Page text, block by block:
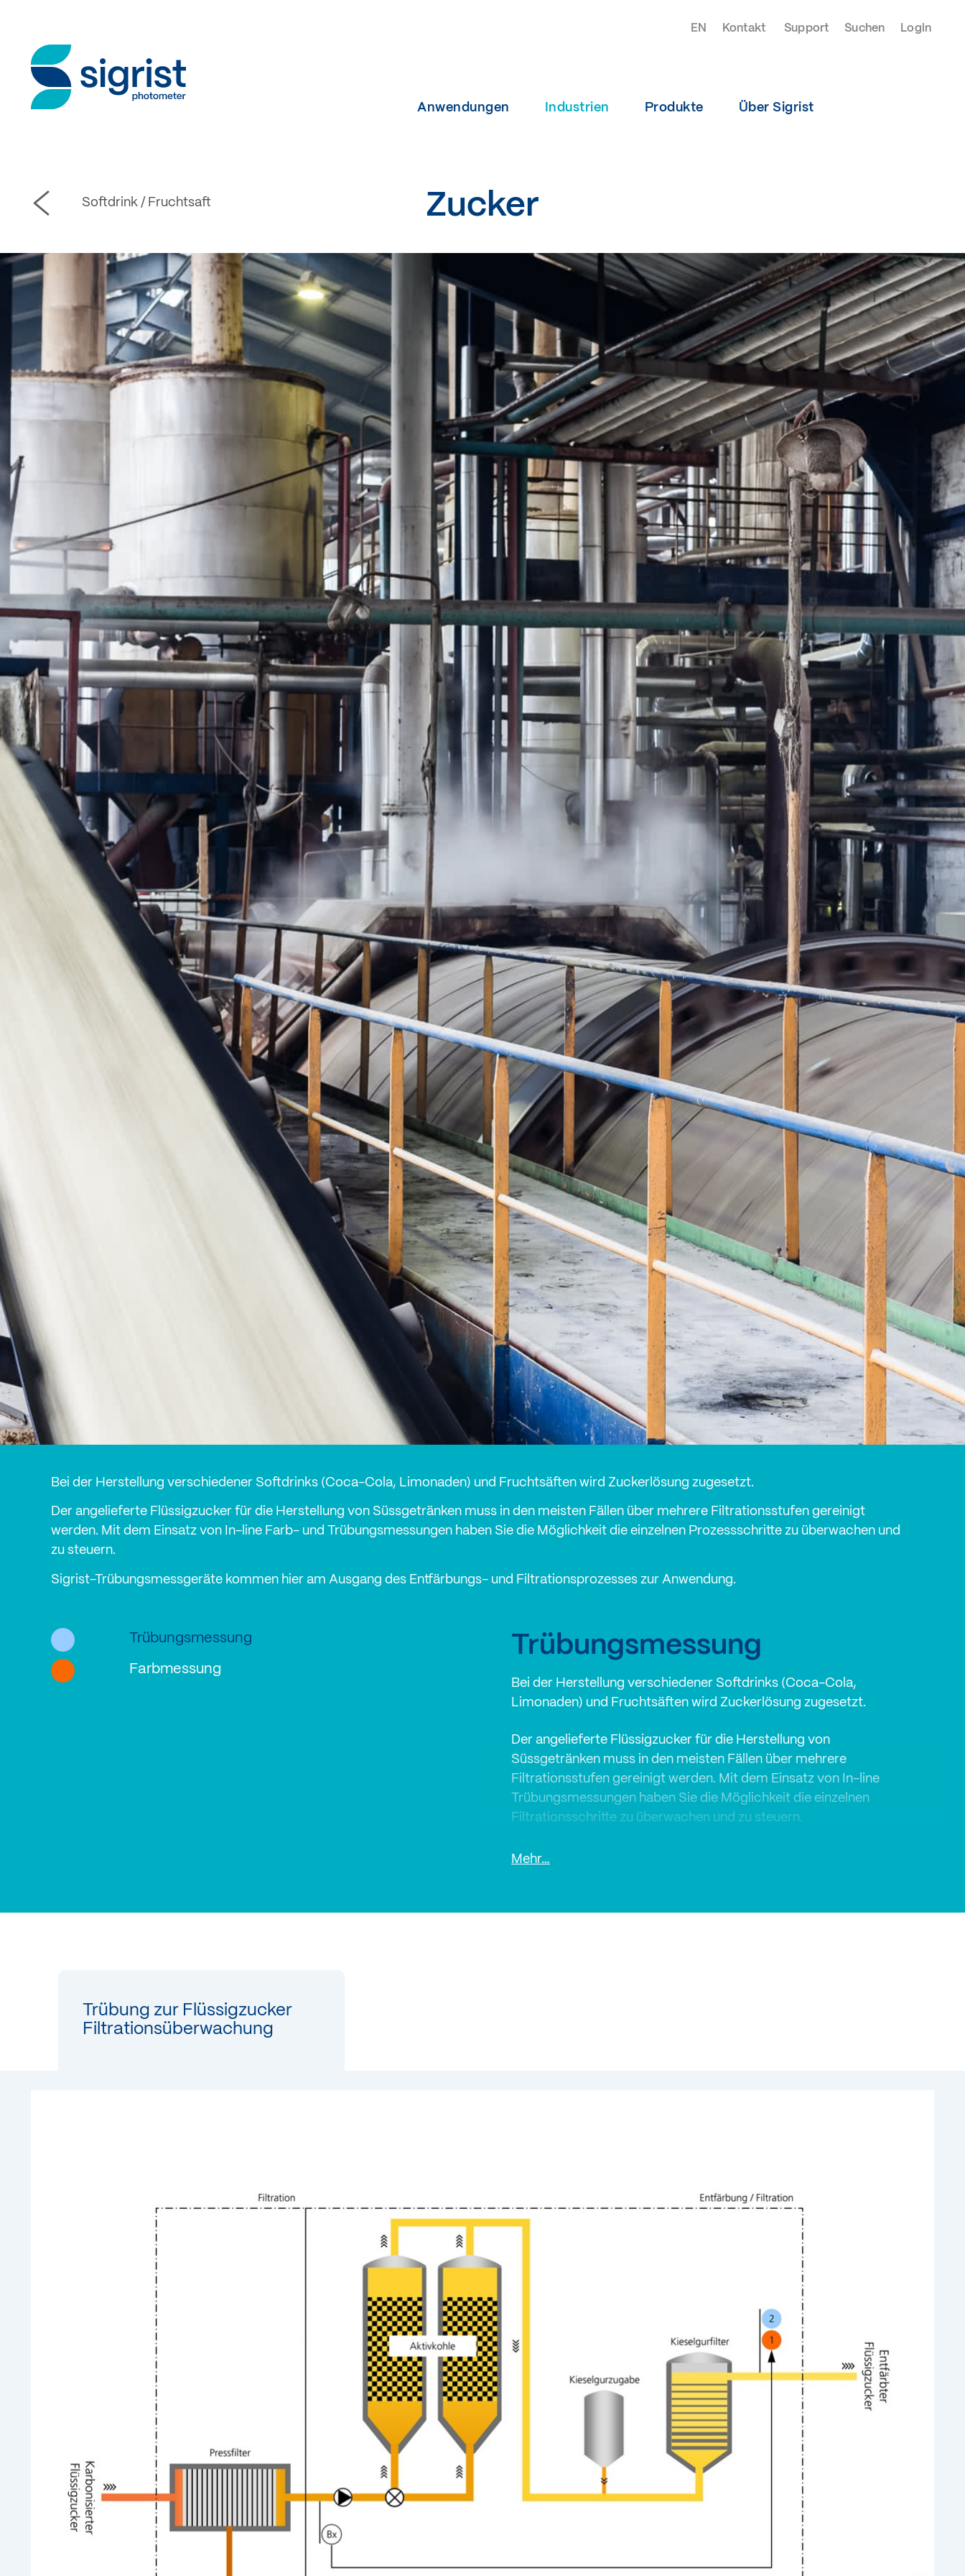
EN Kontakt Support Suchen Login
Anwendungen Industrien Produkte Über Sigrist
Zucker
Softdrink / Fruchtsaft
Bei der Herstellung verschiedener Softdrinks (Coca-Cola, Limonaden) und Fruchtsäften wird Zuckerlösung zugesetzt.
Der angelieferte Flüssigzucker für die Herstellung von Süssgetränken muss in den meisten Fällen über mehrere Filtrationsstufen gereinigt
werden. Mit dem Einsatz von In-line Farb- und Trübungsmessungen haben Sie die Möglichkeit die einzelnen Prozessschritte zu überwachen und
zu steuern.
Sigrist-Trübungsmessgeräte kommen hier am Ausgang des Entfärbungs- und Filtrationsprozesses zur Anwendung.
Trübungsmessung
Farbmessung
Trübungsmessung
Bei der Herstellung verschiedener Softdrinks (Coca-Cola,
Limonaden) und Fruchtsäften wird Zuckerlösung zugesetzt.
Der angelieferte Flüssigzucker für die Herstellung von
Süssgetränken muss in den meisten Fällen über mehrere
Filtrationsstufen gereinigt werden. Mit dem Einsatz von In-line
Trübungsmessungen haben Sie die Möglichkeit die einzelnen
Filtrationsschritte zu überwachen und zu steuern.
SIGRIST-Trübungsmessgeräte kommen hier am Ausgang des
Mehr…
Trübung zur Flüssigzucker
Filtrationsüberwachung